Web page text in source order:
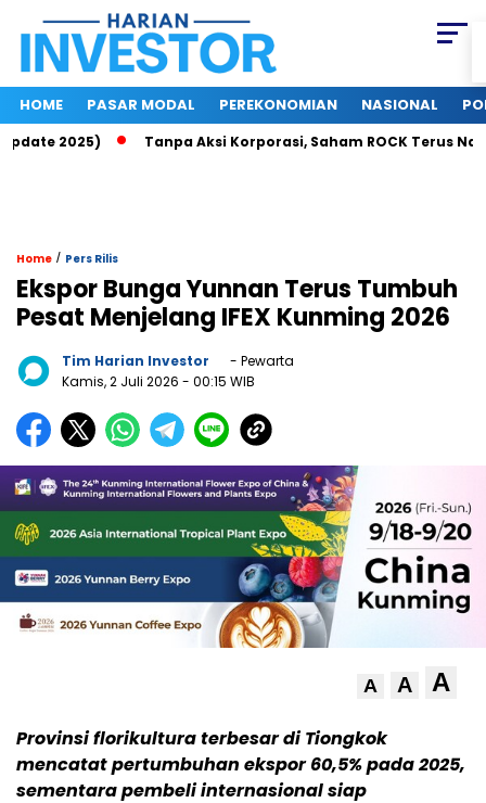
HOME PASAR MODAL PEREKONOMIAN NASIONAL
2025) Tanpa Aksi Korporasi, Saham ROCK Terus Naik,
Home / Pers Rilis
Ekspor Bunga Yunnan Terus Tumbuh
Pesat Menjelang IFEX Kunming 2026
Tim Harian Investor
- Pewarta
Kamis, 2 Juli 2026 - 00:15 WIB
A A A
Provinsi florikultura terbesar di Tiongkok
mencatat pertumbuhan ekspor 60,5% pada 2025,
sementara pembeli internasional siap